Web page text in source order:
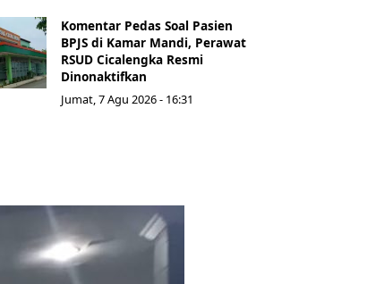
Komentar Pedas Soal Pasien
BPJS di Kamar Mandi, Perawat
RSUD Cicalengka Resmi
Dinonaktifkan
Jumat, 7 Agu 2026 - 16:31